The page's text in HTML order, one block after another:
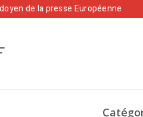
de la presse Européenne